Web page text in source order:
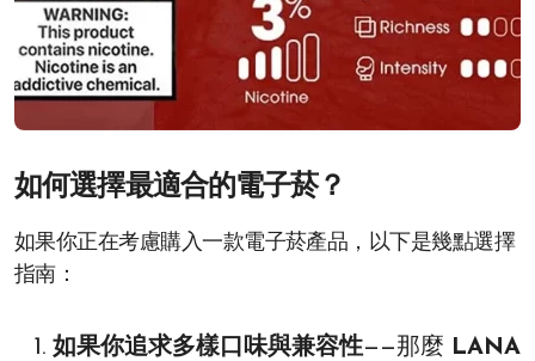
如何選擇最適合的電子菸？
如果你正在考慮購入一款電子菸產品，以下是幾點選擇
指南：
如果你追求多樣口味與兼容性——那麼 LANA